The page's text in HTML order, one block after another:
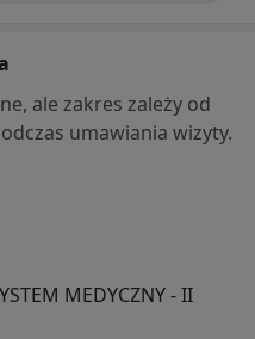
ale zakres zależy od
umawiania wizyty.
MEDYCZNY - II